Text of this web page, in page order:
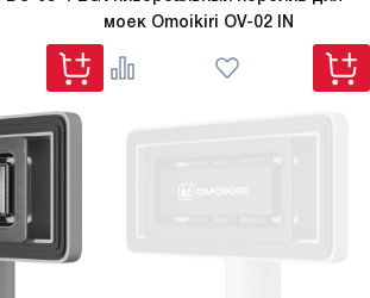
моек Omoikiri OV-02 IN